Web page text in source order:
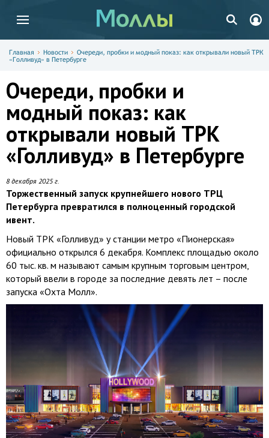
Главная Новости
Очереди, пробки и модный показ: как открывали новый ТРК
«Голливуд» в Петербурге
Очереди, пробки и
модный показ: как
открывали новый ТРК
«Голливуд» в Петербурге
8 декабря 2025 г.
Торжественный запуск крупнейшего нового ТРЦ
Петербурга превратился в полноценный городской
ивент.
Новый ТРК «Голливуд» у станции метро «Пионерская»
официально открылся 6 декабря. Комплекс площадью около
60 тыс. кв. м называют самым крупным торговым центром,
который ввели в городе за последние девять лет – после
запуска «Охта Молл».